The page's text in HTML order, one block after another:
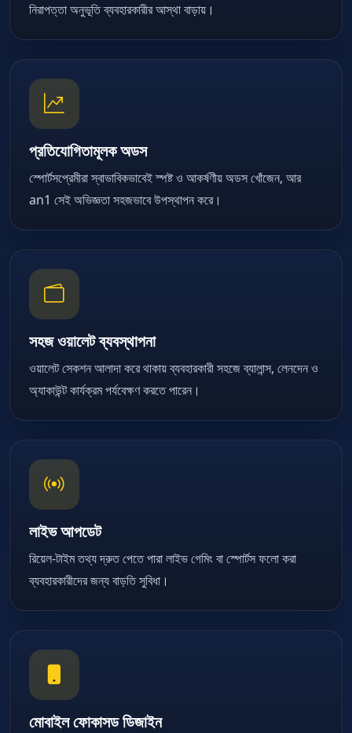
নিরাপত্তা অনুভূতি ব্যবহারকারীর আস্থা বাড়ায়।
প্রতিযোগিতামূলক অডস
স্পোর্টসপ্রেমীরা স্বাভাবিকভাবেই স্পষ্ট ও আকর্ষণীয় অডস খোঁজেন, আর
an1 সেই অভিজ্ঞতা সহজভাবে উপস্থাপন করে।
সহজ ওয়ালেট ব্যবস্থাপনা
ওয়ালেট সেকশন আলাদা করে থাকায় ব্যবহারকারী সহজে ব্যালান্স, লেনদেন ও
অ্যাকাউন্ট কার্যক্রম পর্যবেক্ষণ করতে পারেন।
লাইভ আপডেট
রিয়েল-টাইম তথ্য দ্রুত পেতে পারা লাইভ গেমিং বা স্পোর্টস ফলো করা
ব্যবহারকারীদের জন্য বাড়তি সুবিধা।
মোবাইল ফোকাসড ডিজাইন